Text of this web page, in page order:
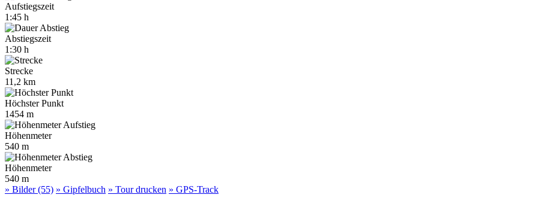
Aufstiegszeit
1:45 h
Abstiegszeit
1:30 h
Strecke
11,2 km
Höchster Punkt
1454 m
Höhenmeter
540 m
Höhenmeter
540 m
» Bilder (55) » Gipfelbuch » Tour drucken » GPS-Track